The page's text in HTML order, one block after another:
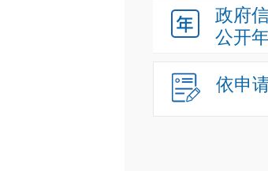
政府
公开
依申